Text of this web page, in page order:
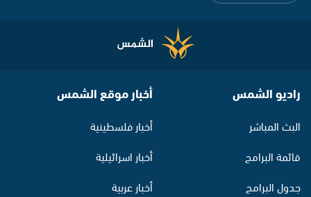
راديو الشمس
البث المباشر
قائمة البرامج
جدول البرامج
أخبار موقع الشمس
أخبار فلسطينية
أخبار اسرائيلية
أخبار عربية